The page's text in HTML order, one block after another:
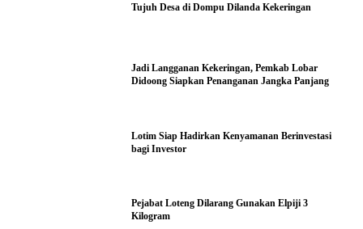
Tujuh Desa di Dompu Dilanda Kekeringan
Jadi Langganan Kekeringan, Pemkab Lobar
Didoong Siapkan Penanganan Jangka Panjang
Lotim Siap Hadirkan Kenyamanan Berinvestasi
bagi Investor
Pejabat Loteng Dilarang Gunakan Elpiji 3
Kilogram